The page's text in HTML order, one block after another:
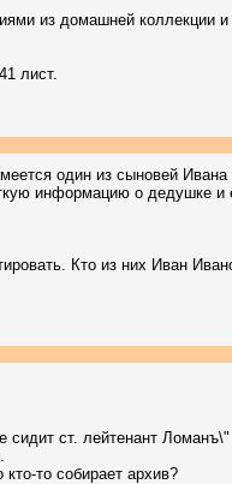
из домашней коллекции и
лист.
один из сыновей
информацию о дедушке
Кто из них Иван
сидит ст. лейтенант Ломанъ\"
то собирает архив?